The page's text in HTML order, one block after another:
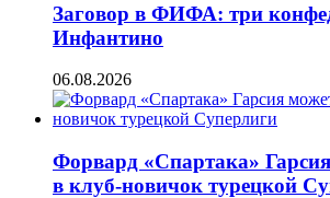
Заговор в ФИФА: три
Инфантино
06.08.2026
Форвард «Спартака»
в клуб-новичок турецкой